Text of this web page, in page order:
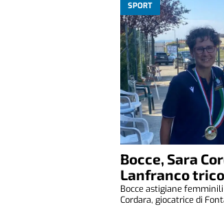
SPORT
Bocce, Sara
Lanfranco
Bocce astigiane
Cordara, giocatrice di